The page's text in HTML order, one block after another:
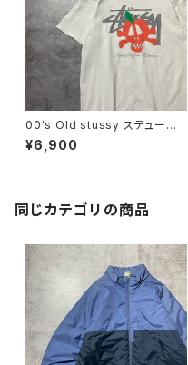
00's Old stussy ステューシ
ー アップル×スカル ニューヨ
ークカルチャーグラフィック プ
¥6,900
同じカテゴリの商品